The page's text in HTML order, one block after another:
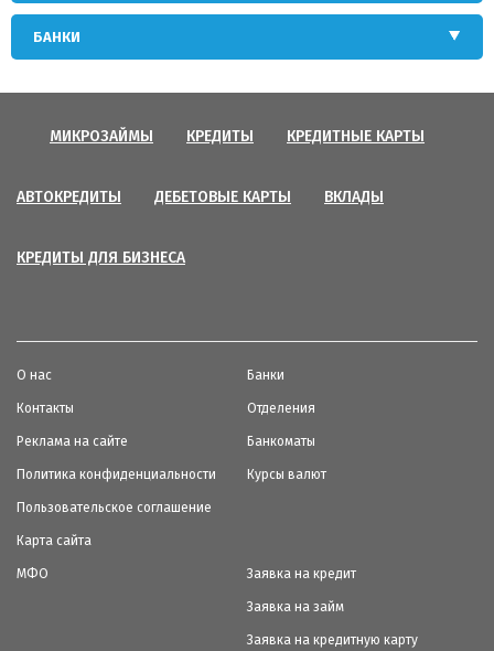
БАНКИ
МИКРОЗАЙМЫ КРЕДИТЫ КРЕДИТНЫЕ КАРТЫ
АВТОКРЕДИТЫ ДЕБЕТОВЫЕ КАРТЫ ВКЛАДЫ
КРЕДИТЫ ДЛЯ БИЗНЕСА
О нас
Контакты
Реклама на сайте
Политика конфиденциальности
Пользовательское соглашение
Карта сайта
Банки
Отделения
Банкоматы
Курсы валют
МФО Заявка на кредит
Заявка на займ
Заявка на кредитную карту